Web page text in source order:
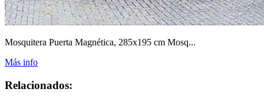
Mosquitera Puerta Magnética, 285x195 cm Mosq...
Más info
Relacionados: